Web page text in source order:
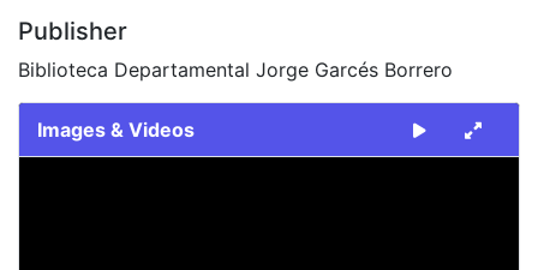
Publisher
Biblioteca Departamental Jorge Garcés Borrero
Images & Videos